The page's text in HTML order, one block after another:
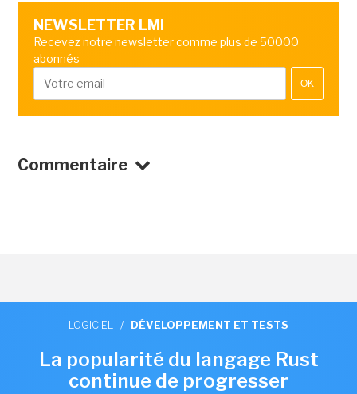
NEWSLETTER LMI
Recevez notre newsletter comme plus de 50000
abonnés
OK
Commentaire
LOGICIEL / DÉVELOPPEMENT ET TESTS
La popularité du langage Rust
continue de progresser